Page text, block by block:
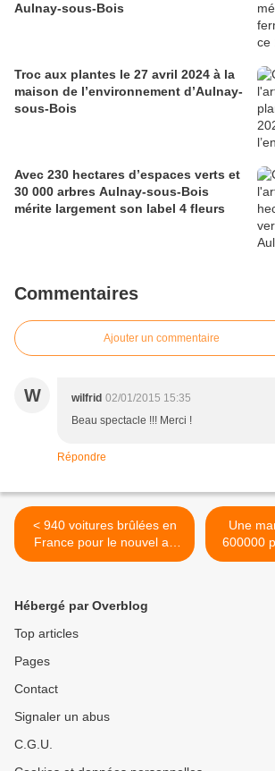
Aulnay-sous-Bois
Troc aux plantes le 27 avril 2024 à la
maison de l’environnement d’Aulnay-
sous-Bois
Avec 230 hectares d’espaces verts et
30 000 arbres Aulnay-sous-Bois
mérite largement son label 4 fleurs
Commentaires
Ajouter un commentaire
W wilfrid 02/01/2015 15:35
Beau spectacle !!! Merci !
Répondre
< 940 voitures brûlées en
France pour le nouvel an
2015
Une
600000
Hébergé par Overblog
Top articles
Pages
Contact
Signaler un abus
C.G.U.